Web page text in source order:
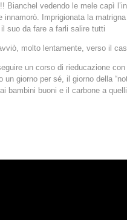
vedendo le mele capì
Imprigionata la
suo da fare a farli salire tutti
molto lentamente, verso il
un corso di rieducazione
un giorno per sé, il giorno della
bambini buoni e il carbone a